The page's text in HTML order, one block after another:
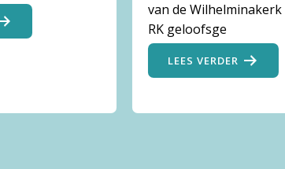
van de Wilhelminakerk
RK geloofsge
LEES VERDER